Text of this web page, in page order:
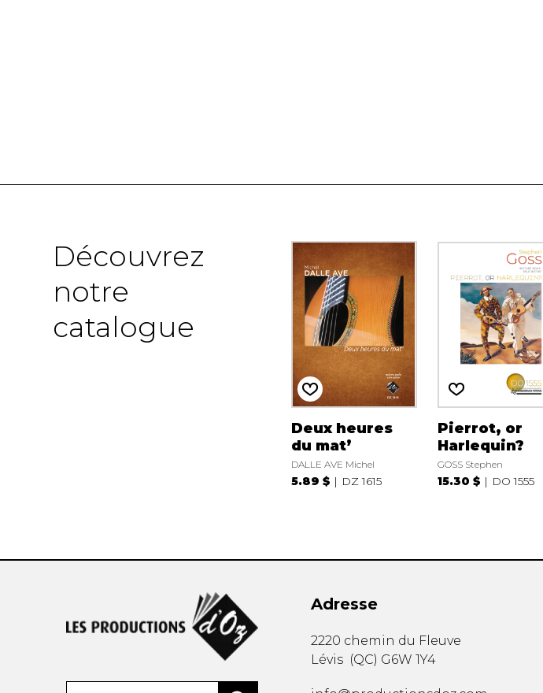
Découvrez
notre
catalogue
Deux heures
du mat’
DALLE AVE Michel
5.89 $ DZ 1615
Pierrot, or
Harlequin?
GOSS Stephen
15.30 $ DO 1555
Adresse
2220 chemin du Fleuve
Lévis (QC) G6W 1Y4